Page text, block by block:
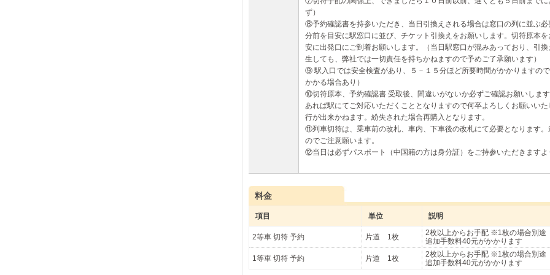
ず）
⑧予約確認書を持参いただき、当日引換えされる場合は窓口の列に並ぶ
分前を目安に駅窓口に並び、チケット引換えをお願いします。切符原本
安に出発口にご到着お願いします。（当日駅窓口が混みあっており、引
生しても、弊社では一切責任を持ちかねますので予めご了承願います）
⑨ 駅入口では安全検査があり、５－１５分ほど所要時間がかかりますの
かかる場合あり）
⑩切符原本、予約確認書 受取後、間違いがないか必ずご確認お願いしま
あれば駅にてご対応いただくこととなりますので何卒よろしくお願いい
行が出来かねます。紛失された場合再購入となります。
⑪列車切符は、乗車前の改札、車内、下車後の改札にて必要となります
のでご注意願います。
⑫当日は必ずパスポート（中国籍の方は身分証）をご持参いただきます
料金
項目 単位 説明
2等車 切符 予約 片道 1枚
2枚以上からお手配 ※1枚の場合別途
追加手数料40元がかかります
1等車 切符 予約
片道 1枚
2枚以上からお手配 ※1枚の場合別途
追加手数料40元がかかります